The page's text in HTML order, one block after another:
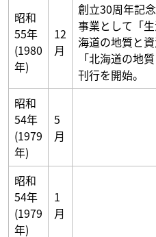
昭和
55年
(1980
年)
12
月
創立30周年記
事業として「
海道の地質と資
「北海道の地
刊行を開始。
昭和
54年
(1979
年)
5
月
昭和
54年
(1979
年)
1
月